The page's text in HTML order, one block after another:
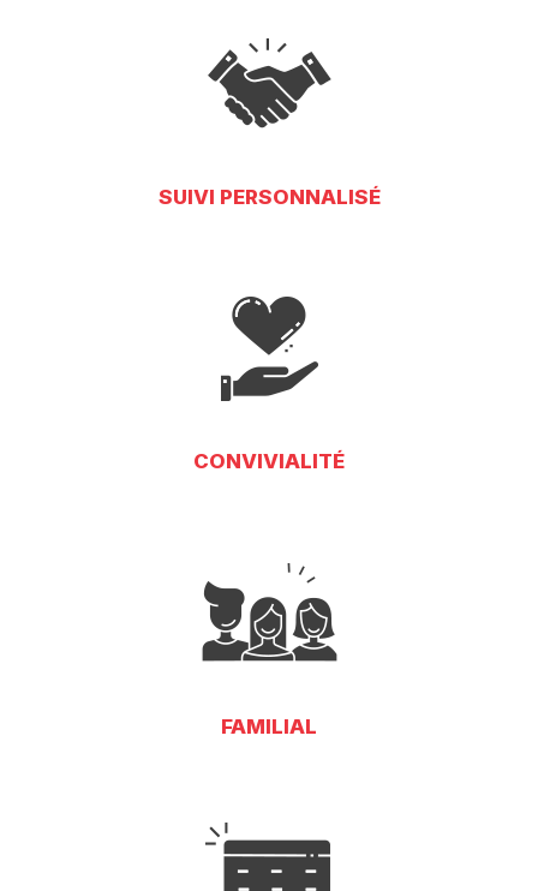
SUIVI PERSONNALISÉ
CONVIVIALITÉ
FAMILIAL